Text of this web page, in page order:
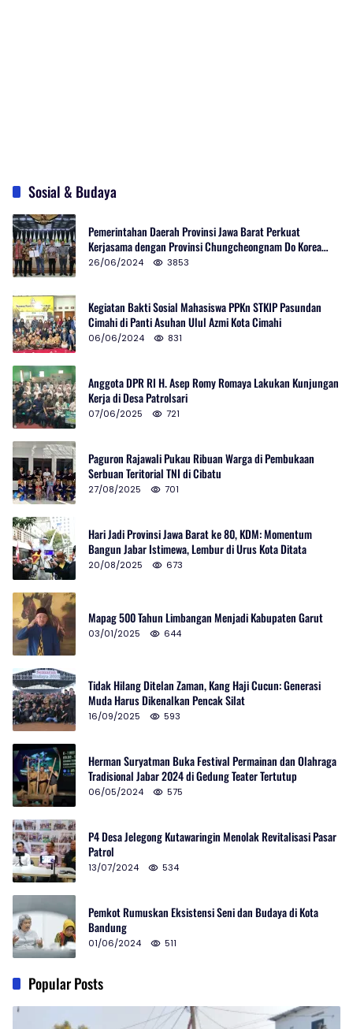
Sosial & Budaya
Pemerintahan Daerah Provinsi Jawa Barat Perkuat
Kerjasama dengan Provinsi Chungcheongnam Do Korea
Selatan
26/06/2024 3853
Kegiatan Bakti Sosial Mahasiswa PPKn STKIP Pasundan
Cimahi di Panti Asuhan Ulul Azmi Kota Cimahi
06/06/2024 831
Anggota DPR RI H. Asep Romy Romaya Lakukan Kunjungan
Kerja di Desa Patrolsari
07/06/2025 721
Paguron Rajawali Pukau Ribuan Warga di Pembukaan
Serbuan Teritorial TNI di Cibatu
27/08/2025 701
Hari Jadi Provinsi Jawa Barat ke 80, KDM: Momentum
Bangun Jabar Istimewa, Lembur di Urus Kota Ditata
20/08/2025 673
Mapag 500 Tahun Limbangan Menjadi Kabupaten Garut
03/01/2025 644
Tidak Hilang Ditelan Zaman, Kang Haji Cucun: Generasi
Muda Harus Dikenalkan Pencak Silat
16/09/2025 593
Herman Suryatman Buka Festival Permainan dan Olahraga
Tradisional Jabar 2024 di Gedung Teater Tertutup
06/05/2024 575
P4 Desa Jelegong Kutawaringin Menolak Revitalisasi Pasar
Patrol
13/07/2024 534
Pemkot Rumuskan Eksistensi Seni dan Budaya di Kota
Bandung
01/06/2024 511
Popular Posts